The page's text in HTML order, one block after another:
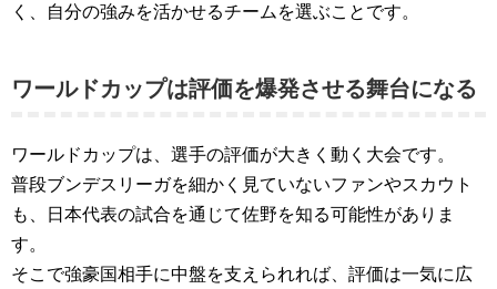
く、自分の強みを活かせるチームを選ぶことです。
ワールドカップは評価を爆発させる舞台になる
ワールドカップは、選手の評価が大きく動く大会です。
普段ブンデスリーガを細かく見ていないファンやスカウト
も、日本代表の試合を通じて佐野を知る可能性がありま
す。
そこで強豪国相手に中盤を支えられれば、評価は一気に広